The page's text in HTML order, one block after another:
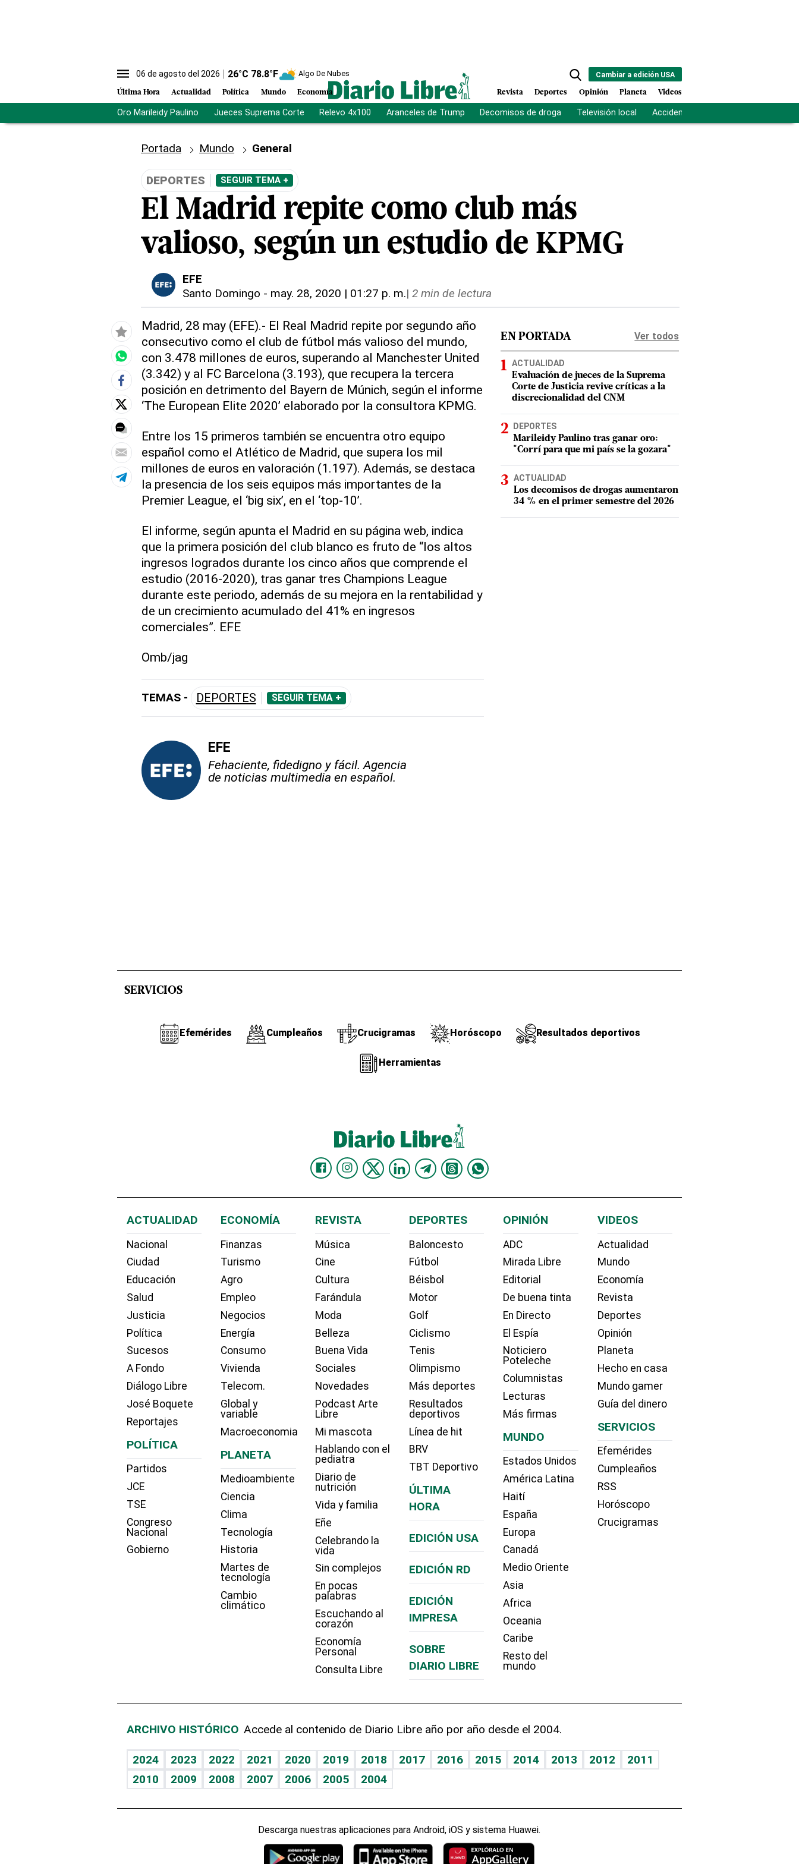
06 de agosto del 2026 26°C 78.8°F Algo De Nubes
Última Hora Actualidad Política Mundo Economía
Cambiar a edición USA
Revista Deportes Opinión Planeta Videos
Oro Marileidy Paulino Jueces Suprema Corte Relevo 4x100 Aranceles de Trump Decomisos de droga Televisión local Accidente Los Ríos
Portada Mundo General
DEPORTES SEGUIR TEMA +
El Madrid repite como club más
valioso, según un estudio de KPMG
EFE
Santo Domingo - may. 28, 2020 | 01:27 p. m.| 2 min de lectura
Madrid, 28 may (EFE).- El Real Madrid repite por segundo año
consecutivo como el club de fútbol más valioso del mundo,
con 3.478 millones de euros, superando al Manchester United
(3.342) y al FC Barcelona (3.193), que recupera la tercera
posición en detrimento del Bayern de Múnich, según el informe
‘The European Elite 2020’ elaborado por la consultora KPMG.
Entre los 15 primeros también se encuentra otro equipo
español como el Atlético de Madrid, que supera los mil
millones de euros en valoración (1.197). Además, se destaca
la presencia de los seis equipos más importantes de la
Premier League, el ‘big six’, en el ‘top-10’.
El informe, según apunta el Madrid en su página web, indica
que la primera posición del club blanco es fruto de “los altos
ingresos logrados durante los cinco años que comprende el
estudio (2016-2020), tras ganar tres Champions League
durante este periodo, además de su mejora en la rentabilidad y
de un crecimiento acumulado del 41% en ingresos
comerciales”. EFE
Omb/jag
TEMAS - DEPORTES SEGUIR TEMA +
EFE
Fehaciente, fidedigno y fácil. Agencia
de noticias multimedia en español.
EN PORTADA Ver todos
ACTUALIDAD
Evaluación de jueces de la Suprema
Corte de Justicia revive críticas a la
discrecionalidad del CNM
DEPORTES
Marileidy Paulino tras ganar oro:
"Corrí para que mi país se la gozara"
ACTUALIDAD
Los decomisos de drogas aumentaron
34 % en el primer semestre del 2026
SERVICIOS
Efemérides Cumpleaños Crucigramas Horóscopo Resultados deportivos
Herramientas
ACTUALIDAD
Nacional
Ciudad
Educación
Salud
Justicia
Política
Sucesos
A Fondo
Diálogo Libre
José Boquete
Reportajes
POLÍTICA
Partidos
JCE
TSE
Congreso
Nacional
Gobierno
ECONOMÍA
Finanzas
Turismo
Agro
Empleo
Negocios
Energía
Consumo
Vivienda
Telecom.
Global y
variable
Macroeconomia
PLANETA
Medioambiente
Ciencia
Clima
Tecnología
Historia
Martes de
tecnología
Cambio
climático
REVISTA
Música
Cine
Cultura
Farándula
Moda
Belleza
Buena Vida
Sociales
Novedades
Podcast Arte
Libre
Mi mascota
Hablando con el
pediatra
Diario de
nutrición
Vida y familia
Eñe
Celebrando la
vida
Sin complejos
En pocas
palabras
Escuchando al
corazón
Economía
Personal
Consulta Libre
DEPORTES
Baloncesto
Fútbol
Béisbol
Motor
Golf
Ciclismo
Tenis
Olimpismo
Más deportes
Resultados
deportivos
Línea de hit
BRV
TBT Deportivo
ÚLTIMA
HORA
EDICIÓN USA
EDICIÓN RD
EDICIÓN
IMPRESA
SOBRE
DIARIO LIBRE
OPINIÓN
ADC
Mirada Libre
Editorial
De buena tinta
En Directo
El Espía
Noticiero
Poteleche
Columnistas
Lecturas
Más firmas
MUNDO
Estados Unidos
América Latina
Haití
España
Europa
Canadá
Medio Oriente
Asia
Africa
Oceania
Caribe
Resto del
mundo
VIDEOS
Actualidad
Mundo
Economía
Revista
Deportes
Opinión
Planeta
Hecho en casa
Mundo gamer
Guía del dinero
SERVICIOS
Efemérides
Cumpleaños
RSS
Horóscopo
Crucigramas
ARCHIVO HISTÓRICO Accede al contenido de Diario Libre año por año desde el 2004.
2024 2023 2022 2021 2020 2019 2018 2017 2016 2015 2014 2013 2012
2011
2010
2009 2008 2007 2006 2005 2004
Descarga nuestras aplicaciones para Android, iOS y sistema Huawei.